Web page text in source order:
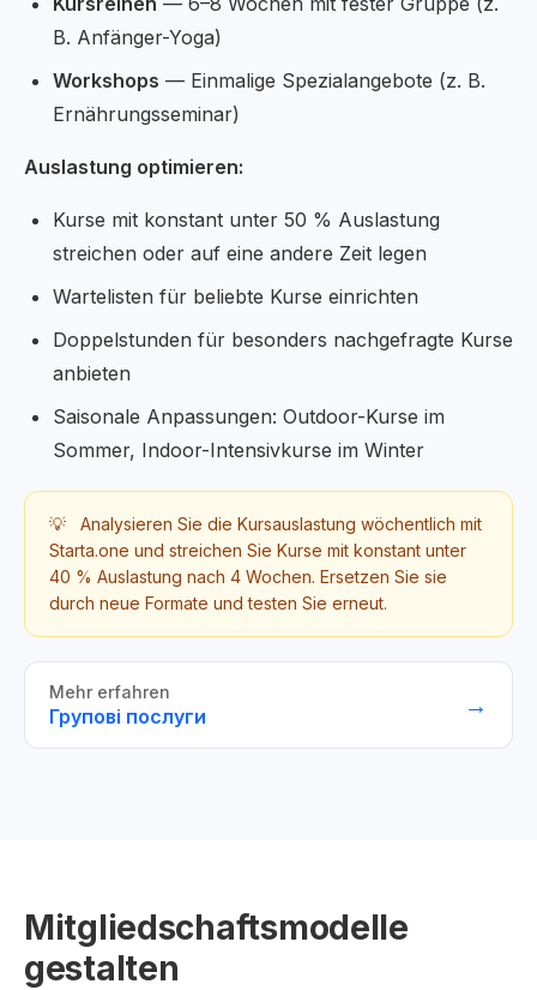
B. Anfänger-Yoga)
Workshops — Einmalige Spezialangebote (z. B.
Ernährungsseminar)
Auslastung optimieren:
Kurse mit konstant unter 50 % Auslastung
streichen oder auf eine andere Zeit legen
Wartelisten für beliebte Kurse einrichten
Doppelstunden für besonders nachgefragte Kurse
anbieten
Saisonale Anpassungen: Outdoor-Kurse im
Sommer, Indoor-Intensivkurse im Winter
💡
Analysieren Sie die Kursauslastung wöchentlich mit
Starta.one und streichen Sie Kurse mit konstant unter
40 % Auslastung nach 4 Wochen. Ersetzen Sie sie
durch neue Formate und testen Sie erneut.
Mehr erfahren
Групові послуги →
Mitgliedschaftsmodelle
gestalten